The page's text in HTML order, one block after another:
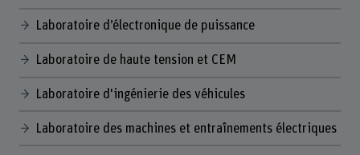
Laboratoire d’électronique de puissance
Laboratoire de haute tension et CEM
Laboratoire d'ingénierie des véhicules
Laboratoire des machines et entraînements électriques